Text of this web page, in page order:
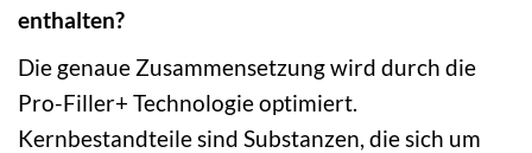
enthalten?
Die genaue Zusammensetzung wird durch die
Pro-Filler+ Technologie optimiert.
Kernbestandteile sind Substanzen, die sich um